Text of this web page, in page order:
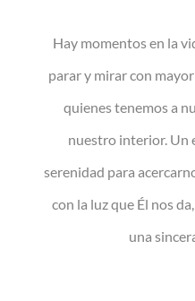
Hay momentos en la
parar y mirar con
quienes tenemos a
nuestro interior. Un
serenidad para
con la luz que Él nos
una